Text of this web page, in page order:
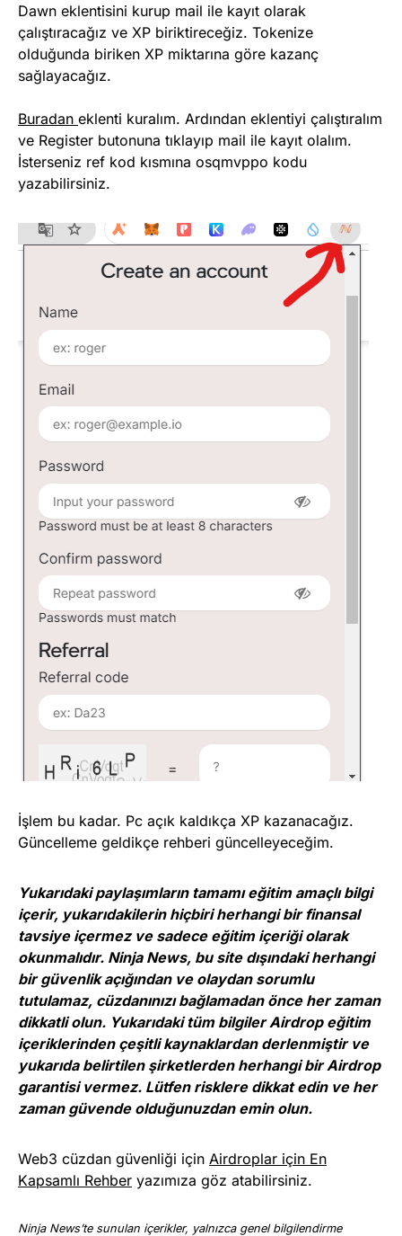
Dawn eklentisini kurup mail ile kayıt olarak
çalıştıracağız ve XP biriktireceğiz. Tokenize
olduğunda biriken XP miktarına göre kazanç
sağlayacağız.
Buradan eklenti kuralım. Ardından eklentiyi çalıştıralım
ve Register butonuna tıklayıp mail ile kayıt olalım.
İsterseniz ref kod kısmına osqmvppo kodu
yazabilirsiniz.
İşlem bu kadar. Pc açık kaldıkça XP kazanacağız.
Güncelleme geldikçe rehberi güncelleyeceğim.
Yukarıdaki paylaşımların tamamı eğitim amaçlı bilgi
içerir, yukarıdakilerin hiçbiri herhangi bir finansal
tavsiye içermez ve sadece eğitim içeriği olarak
okunmalıdır. Ninja News, bu site dışındaki herhangi
bir güvenlik açığından ve olaydan sorumlu
tutulamaz, cüzdanınızı bağlamadan önce her zaman
dikkatli olun. Yukarıdaki tüm bilgiler Airdrop eğitim
içeriklerinden çeşitli kaynaklardan derlenmiştir ve
yukarıda belirtilen şirketlerden herhangi bir Airdrop
garantisi vermez. Lütfen risklere dikkat edin ve her
zaman güvende olduğunuzdan emin olun.
Web3 cüzdan güvenliği için Airdroplar için En
Kapsamlı Rehber yazımıza göz atabilirsiniz.
Ninja News’te sunulan içerikler, yalnızca genel bilgilendirme